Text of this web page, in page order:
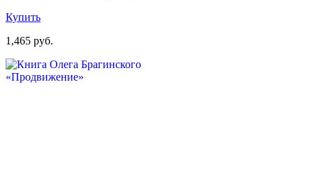
Купить
1,465 руб.